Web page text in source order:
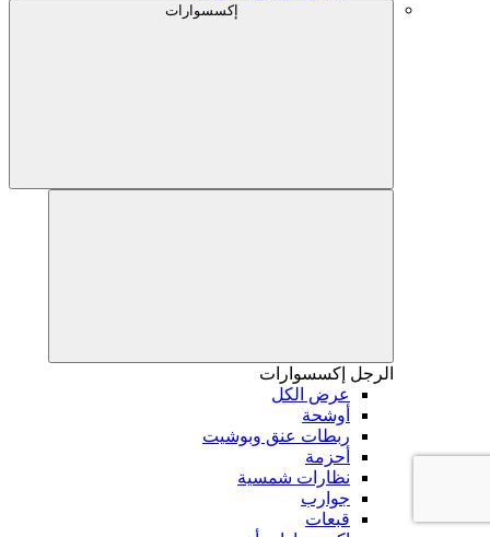
إكسسوارات
الرجل إكسسوارات
عرض الكل
أوشحة
ربطات عنق وبوشيت
أحزمة
نظارات شمسية
جوارب
قبعات